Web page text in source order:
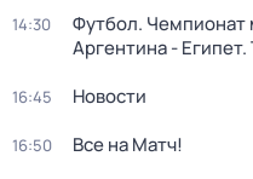
14:30
Футбол. Чемпионат
Аргентина -
16:45 Новости
16:50 Все на Матч!